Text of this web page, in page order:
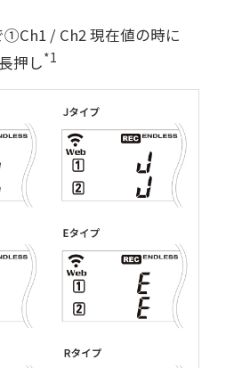
/ Ch2 現在値の時に
押し*1